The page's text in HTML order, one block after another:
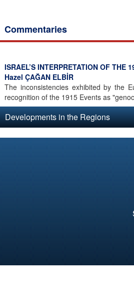
Commentaries
ISRAEL’S INTERPRETATION OF THE
Hazel ÇAĞAN ELBİR
The inconsistencies exhibited by the
recognition of the 1915 Events as
Developments in the Regions